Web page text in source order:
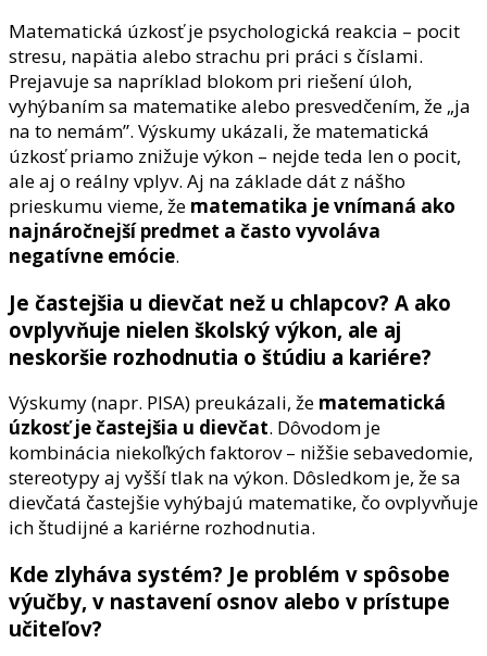
Matematická úzkosť je psychologická reakcia – pocit
stresu, napätia alebo strachu pri práci s číslami.
Prejavuje sa napríklad blokom pri riešení úloh,
vyhýbaním sa matematike alebo presvedčením, že „ja
na to nemám”. Výskumy ukázali, že matematická
úzkosť priamo znižuje výkon – nejde teda len o pocit,
ale aj o reálny vplyv. Aj na základe dát z nášho
prieskumu vieme, že matematika je vnímaná ako
najnáročnejší predmet a často vyvoláva
negatívne emócie.
Je častejšia u dievčat než u chlapcov? A ako
ovplyvňuje nielen školský výkon, ale aj
neskoršie rozhodnutia o štúdiu a kariére?
Výskumy (napr. PISA) preukázali, že matematická
úzkosť je častejšia u dievčat. Dôvodom je
kombinácia niekoľkých faktorov – nižšie sebavedomie,
stereotypy aj vyšší tlak na výkon. Dôsledkom je, že sa
dievčatá častejšie vyhýbajú matematike, čo ovplyvňuje
ich študijné a kariérne rozhodnutia.
Kde zlyháva systém? Je problém v spôsobe
výučby, v nastavení osnov alebo v prístupe
učiteľov?